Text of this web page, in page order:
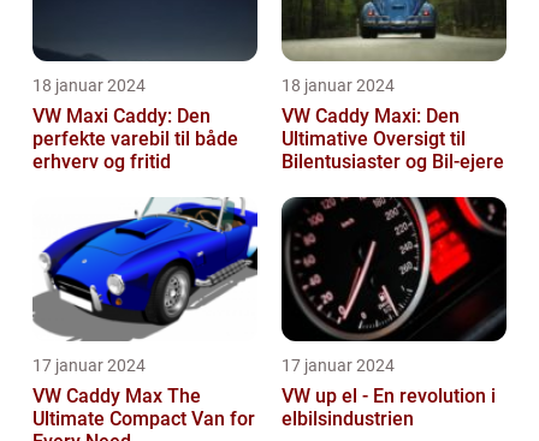
18 januar 2024
VW Maxi Caddy: Den
perfekte varebil til både
erhverv og fritid
18 januar 2024
VW Caddy Maxi: Den
Ultimative Oversigt til
Bilentusiaster og Bil-ejere
17 januar 2024
VW Caddy Max The
Ultimate Compact Van for
17 januar 2024
VW up el - En revolution i
elbilsindustrien